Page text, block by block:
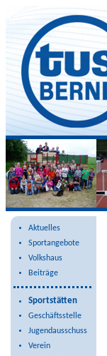
Aktuelles
Sportangebote
Volkshaus
Beiträge
Sportstätten
Geschäftsstelle
Jugendausschuss
Verein